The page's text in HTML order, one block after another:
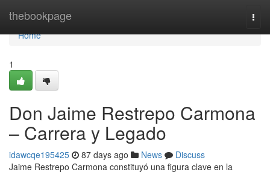
thebookpage
Home
Home
1
Don Jaime Restrepo Carmona
– Carrera y Legado
idawcqe195425 87 days ago News
Discuss
Jaime Restrepo Carmona constituyó una figura clave en la